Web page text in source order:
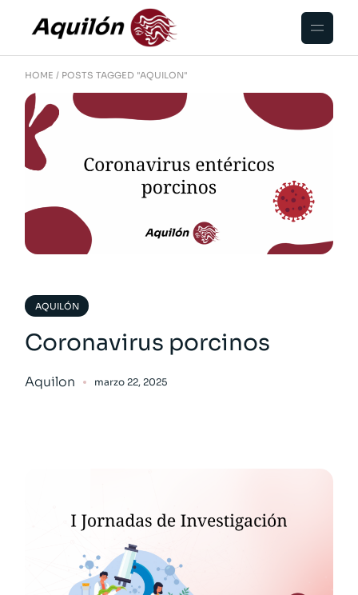
HOME POSTS TAGGED "AQUILON"
AQUILÓN
Coronavirus porcinos
Aquilon marzo 22, 2025